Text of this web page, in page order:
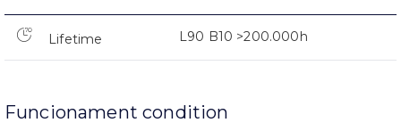
Lifetime L90 B10 >200.000h
Funcionament condition